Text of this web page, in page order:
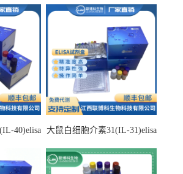
40)elisa
大鼠白细胞介素31(IL-31)elisa